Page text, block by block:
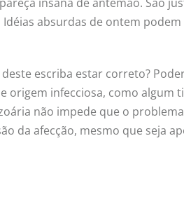
absurdas de ontem
escriba estar correto?
infecciosa, como algum
não impede que o
da afecção, mesmo que seja